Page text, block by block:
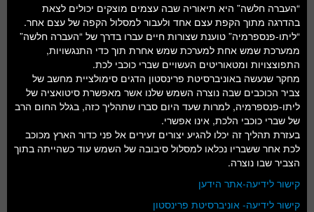
“העברה חלשה” היא תיאוריה שבה עצמים מוצקים יכולים לצאת
בהדרגה מתוך הקפת עצם אחד ולעבור למסלול הקפה של עצם אחר.
“ליתו-פנספרמיה” טוענת שצורות חיים עברו בדרך של “העברה חלשה”
ממערכת שמש אחת למערכת שמש אחרת תוך כדי התנגשויות,
התפוצצויות ומטאוריטים העשויים שברי כוכבי לכת.
מחקר שנעשה באוניברסיטת פרינסטון הדגים סימולציית מחשב של
צביר הכוכבים שבה נוצרה השמש שלנו אשר מאפשרת סיטואציה של
ליתו-פנספרמיה, למרות שעד היום סברו שתהליך כזה, בגלל החום הרב
של שברי כוכבי הלכת, אינו אפשרי.
בעזרת תהליך זה יכלו להגיע יצורים זעירים אל פני כדור הארץ מכוכב
לכת אחר ששבריו נכלאו למסלול סיבובה של השמש עוד כשהייתה בתוך
הצביר שבו נוצרה.
קישור לידיעה-אתר הידען
קישור לידיעה- אוניברסיטת פרינסטון